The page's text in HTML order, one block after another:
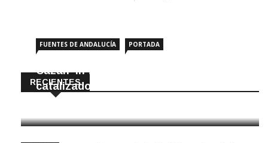
RECIENTES
FUENTES DE ANDALUCÍA PORTADA
Cazan ‘in fraganti’ a ladrones de
catalizadores